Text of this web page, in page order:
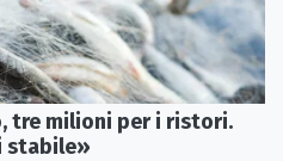
tre milioni per i ristori.
stabile»